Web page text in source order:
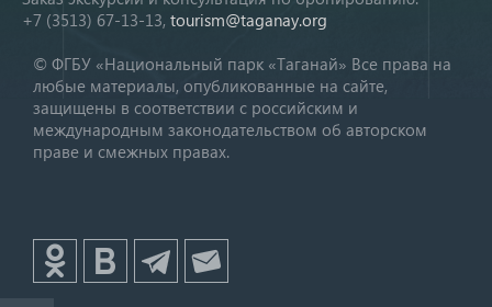
+7 (3513) 67-13-13, tourism@taganay.org
© ФГБУ «Национальный парк «Таганай» Все права на
любые материалы, опубликованные на сайте,
защищены в соответствии с российским и
международным законодательством об авторском
праве и смежных правах.